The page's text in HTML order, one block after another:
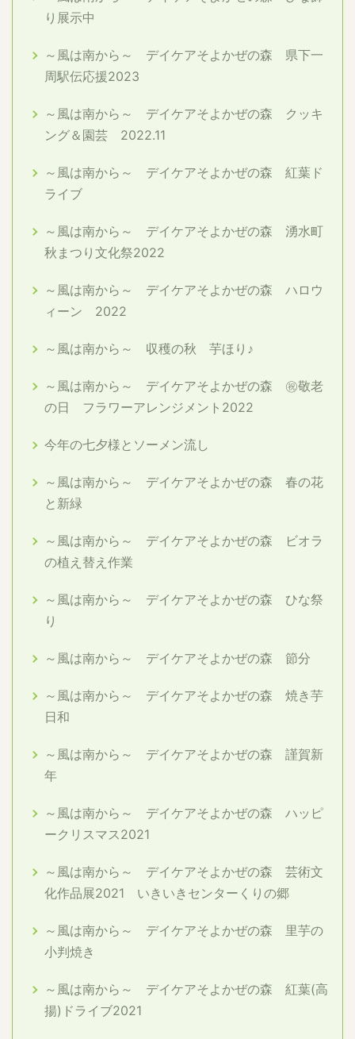
り展示中
～風は南から～ デイケアそよかぜの森 県下一
周駅伝応援2023
～風は南から～ デイケアそよかぜの森 クッキ
ング＆園芸 2022.11
～風は南から～ デイケアそよかぜの森 紅葉ド
ライブ
～風は南から～ デイケアそよかぜの森 湧水町
秋まつり文化祭2022
～風は南から～ デイケアそよかぜの森 ハロウ
ィーン 2022
～風は南から～ 収穫の秋 芋ほり♪
～風は南から～ デイケアそよかぜの森 ㊗敬老
の日 フラワーアレンジメント2022
今年の七夕様とソーメン流し
～風は南から～ デイケアそよかぜの森 春の花
と新緑
～風は南から～ デイケアそよかぜの森 ビオラ
の植え替え作業
～風は南から～ デイケアそよかぜの森 ひな祭
り
～風は南から～ デイケアそよかぜの森 節分
～風は南から～ デイケアそよかぜの森 焼き芋
日和
～風は南から～ デイケアそよかぜの森 謹賀新
年
～風は南から～ デイケアそよかぜの森 ハッピ
ークリスマス2021
～風は南から～ デイケアそよかぜの森 芸術文
化作品展2021 いきいきセンターくりの郷
～風は南から～ デイケアそよかぜの森 里芋の
小判焼き
～風は南から～ デイケアそよかぜの森 紅葉(高
揚)ドライブ2021